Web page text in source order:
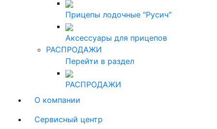
Прицепы лодочные "Русич"
Аксессуары для прицепов
РАСПРОДАЖИ
Перейти в раздел
РАСПРОДАЖИ
О компании
Сервисный центр